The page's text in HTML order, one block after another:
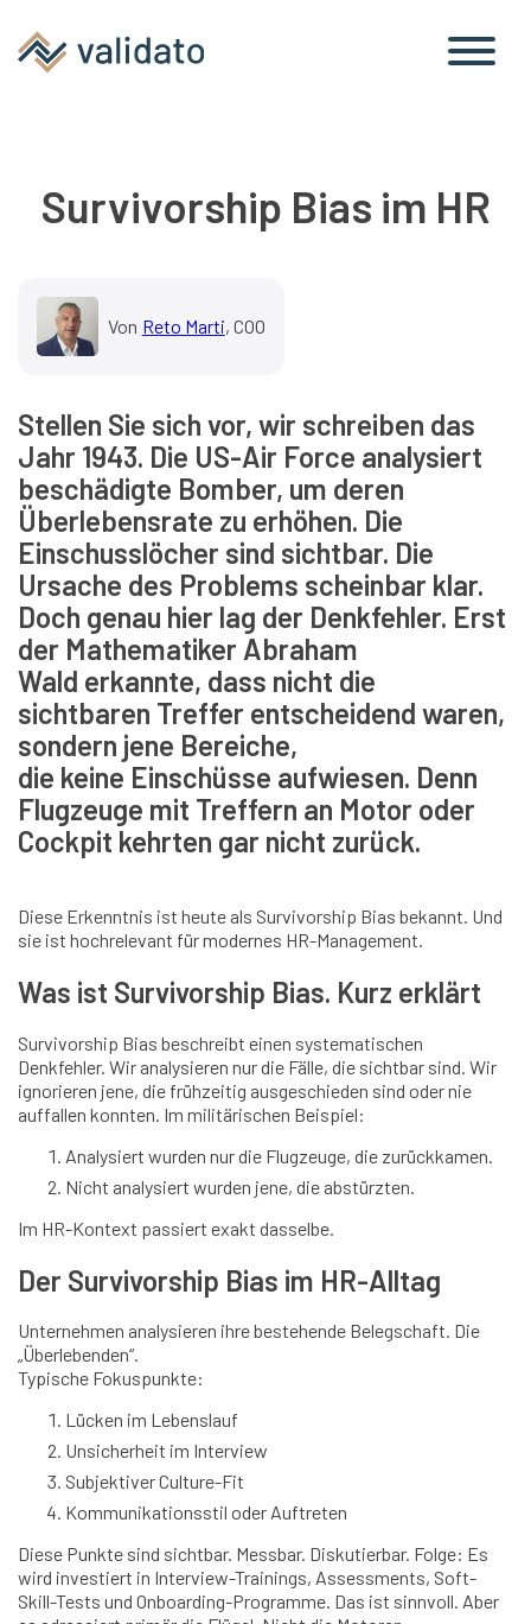
Survivorship Bias im HR
Von Reto Marti, COO
Stellen Sie sich vor, wir schreiben das
Jahr 1943. Die US-Air Force analysiert
beschädigte Bomber, um deren
Überlebensrate zu erhöhen. Die
Einschusslöcher sind sichtbar. Die
Ursache des Problems scheinbar klar.
Doch genau hier lag der Denkfehler. Erst
der Mathematiker Abraham
Wald erkannte, dass nicht die
sichtbaren Treffer entscheidend waren,
sondern jene Bereiche,
die keine Einschüsse aufwiesen. Denn
Flugzeuge mit Treffern an Motor oder
Cockpit kehrten gar nicht zurück.
Diese Erkenntnis ist heute als Survivorship Bias bekannt. Und
sie ist hochrelevant für modernes HR-Management.
Was ist Survivorship Bias. Kurz erklärt
Survivorship Bias beschreibt einen systematischen
Denkfehler. Wir analysieren nur die Fälle, die sichtbar sind. Wir
ignorieren jene, die frühzeitig ausgeschieden sind oder nie
auffallen konnten. Im militärischen Beispiel:
Analysiert wurden nur die Flugzeuge, die zurückkamen.
Nicht analysiert wurden jene, die abstürzten.
Im HR-Kontext passiert exakt dasselbe.
Der Survivorship Bias im HR-Alltag
Unternehmen analysieren ihre bestehende Belegschaft. Die
„Überlebenden“.
Typische Fokuspunkte:
Lücken im Lebenslauf
Unsicherheit im Interview
Subjektiver Culture-Fit
Kommunikationsstil oder Auftreten
Diese Punkte sind sichtbar. Messbar. Diskutierbar. Folge: Es
wird investiert in Interview-Trainings, Assessments, Soft-
Skill-Tests und Onboarding-Programme. Das ist sinnvoll. Aber